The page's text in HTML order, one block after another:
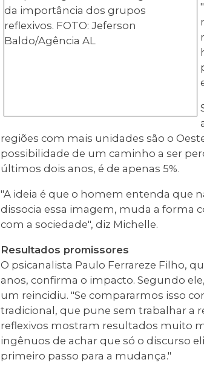
regiões com mais unidades são o
possibilidade de um caminho a ser
últimos dois anos, é de apenas 5%.
"A ideia é que o homem entenda que
dissocia essa imagem, muda a forma
com a sociedade", diz Michelle.
Resultados promissores
O psicanalista Paulo Ferrareze Filho,
anos, confirma o impacto. Segundo
um reincidiu. "Se compararmos isso
tradicional, que pune sem trabalhar a
reflexivos mostram resultados muito
ingênuos de achar que só o discurso
primeiro passo para a mudança."